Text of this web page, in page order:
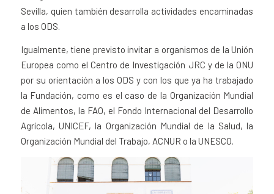
Sevilla, quien también desarrolla actividades encaminadas
a los ODS.
Igualmente, tiene previsto invitar a organismos de la Unión
Europea como el Centro de Investigación JRC y de la ONU
por su orientación a los ODS y con los que ya ha trabajado
la Fundación, como es el caso de la Organización Mundial
de Alimentos, la FAO, el Fondo Internacional del Desarrollo
Agrícola, UNICEF, la Organización Mundial de la Salud, la
Organización Mundial del Trabajo, ACNUR o la UNESCO.